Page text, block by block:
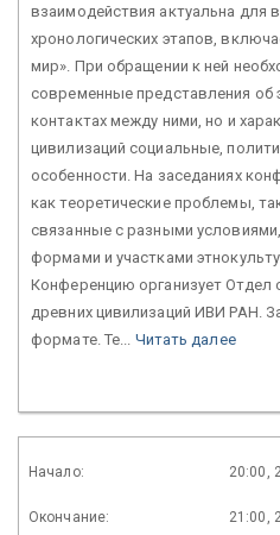
взаимодействия актуальна для
хронологических этапов,
мир». При обращении к ней
современные представления об
контактах между ними, но и
цивилизаций социальные,
особенности. На заседаниях
как теоретические проблемы,
связанные с разными
формами и участками
Конференцию организует Отдел
древних цивилизаций ИВИ РАН.
формате. Те... Читать далее
Начало: 20:00,
Окончание: 21:00,